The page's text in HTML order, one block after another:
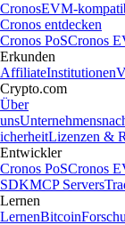
CronosEVM-
Cronos entdecken
Cronos PoSCronos
Erkunden
AffiliateInstitutionen
Crypto.com
Über
uns
icherheitLizenzen &
Entwickler
Cronos PoSCronos
SDKMCP Servers
Lernen
LernenBitcoin